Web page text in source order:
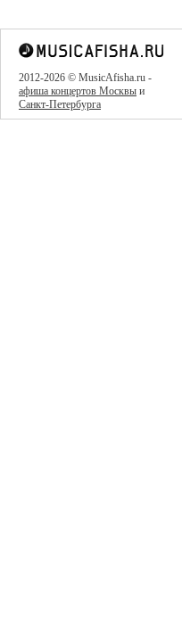
2012-2026 © MusicAfisha.ru -
афиша концертов Москвы и
Санкт-Петербурга